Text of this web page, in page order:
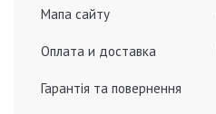
Мапа сайту
Оплата и доставка
Гарантія та повернення